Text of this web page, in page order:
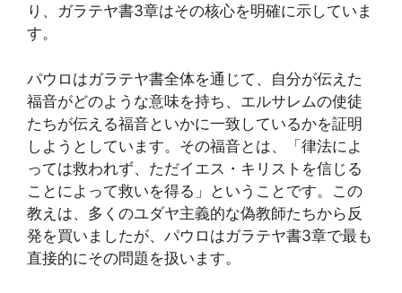
り、ガラテヤ書3章はその核心を明確に示していま
す。
パウロはガラテヤ書全体を通じて、自分が伝えた
福音がどのような意味を持ち、エルサレムの使徒
たちが伝える福音といかに一致しているかを証明
しようとしています。その福音とは、「律法によ
っては救われず、ただイエス・キリストを信じる
ことによって救いを得る」ということです。この
教えは、多くのユダヤ主義的な偽教師たちから反
発を買いましたが、パウロはガラテヤ書3章で最も
直接的にその問題を扱います。